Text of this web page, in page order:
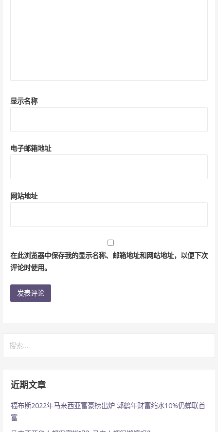
显示名称
电子邮箱地址
网站地址
在此浏览器中保存我的显示名称、邮箱地址和网站地址，以便下次
评论时使用。
索：
近期文章
福布斯2022年马来西亚富豪榜出炉 郭鹤年财富缩水10%仍蝉联首
富